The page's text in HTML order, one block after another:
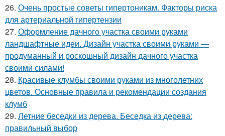
26. Очень простые советы гипертоникам. Факторы риска
для артериальной гипертензии
27. Оформление дачного участка своими руками
ландшафтные идеи. Дизайн участка своими руками —
продуманный и роскошный дизайн дачного участка
своими силами!
28. Красивые клумбы своими руками из многолетних
цветов. Основные правила и рекомендации создания
клумб
29. Летние беседки из дерева. Беседка из дерева:
правильный выбор